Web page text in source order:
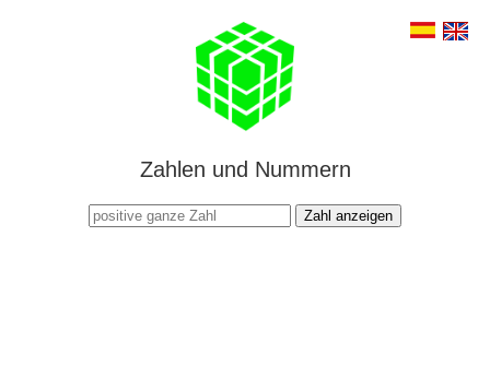
Zahlen und Nummern
Zahl anzeigen